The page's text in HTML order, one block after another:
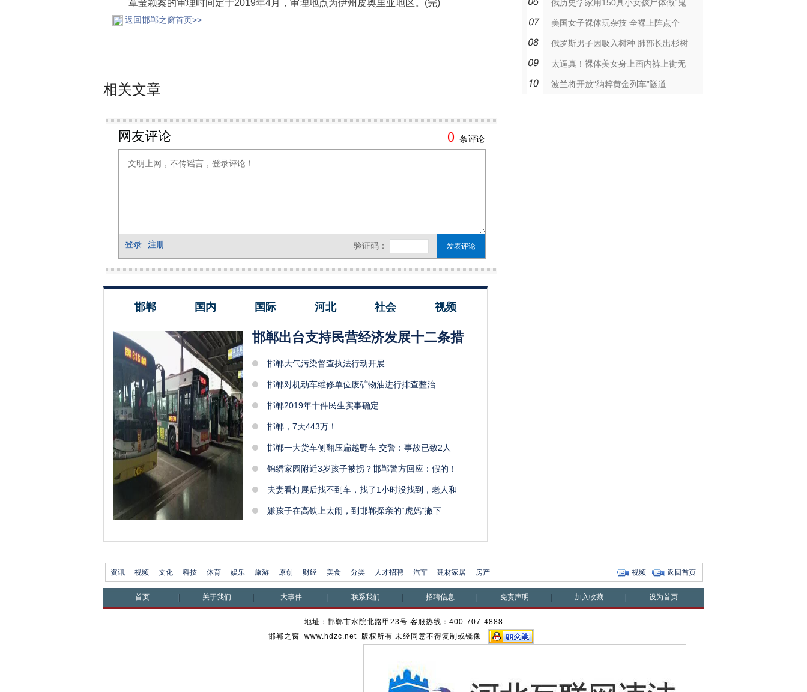
章莹颖案的审理时间定于2019年4月，审理地点为伊州皮奥里亚地区。(完)
返回邯郸之窗首页>>
相关文章
邯郸 国内 国际 河北 社会 视频
邯郸出台支持民营经济发展十二条措
邯郸大气污染督查执法行动开展
邯郸对机动车维修单位废矿物油进行排查整治
邯郸2019年十件民生实事确定
邯郸，7天443万！
邯郸一大货车侧翻压扁越野车 交警：事故已致2人
锦绣家园附近3岁孩子被拐？邯郸警方回应：假的！
夫妻看灯展后找不到车，找了1小时没找到，老人和
嫌孩子在高铁上太闹，到邯郸探亲的“虎妈”撇下
俄历史学家用150具小女孩尸体做“鬼
美国女子裸体玩杂技 全裸上阵点个
俄罗斯男子因吸入树种 肺部长出杉树
太逼真！裸体美女身上画内裤上街无
波兰将开放“纳粹黄金列车”隧道
资讯 视频 文化 科技 体育 娱乐 旅游 原创 财经 美食 分类 人才招聘 汽车 建材家居 房产 返回首页
视频
首页 关于我们 大事件 联系我们 招聘信息 免责声明 加入收藏 设为首页
地址：邯郸市水院北路甲23号 客服热线：400-707-4888
邯郸之窗 www.hdzc.net 版权所有 未经同意不得复制或镜像